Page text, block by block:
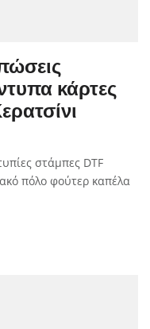
κάρτες
στάμπες DTF
πόλο φούτερ καπέλα